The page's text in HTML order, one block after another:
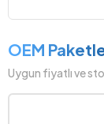
OEM
Uygun fiyatlı ve